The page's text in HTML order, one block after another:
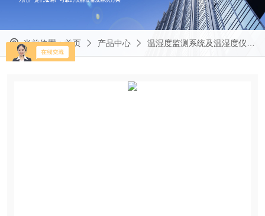
当前位置：首页 产品中心 温湿度监测系统及温湿度仪表